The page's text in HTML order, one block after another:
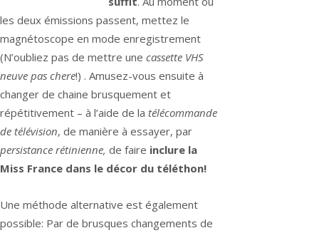
les deux émissions passent, mettez le
magnétoscope en mode enregistrement
(N’oubliez pas de mettre une cassette VHS
neuve pas chere!) . Amusez-vous ensuite à
changer de chaine brusquement et
répétitivement – à l’aide de la télécommande
de télévision, de manière à essayer, par
persistance rétinienne, de faire inclure la
Miss France dans le décor du téléthon!
Une méthode alternative est également
possible: Par de brusques changements de